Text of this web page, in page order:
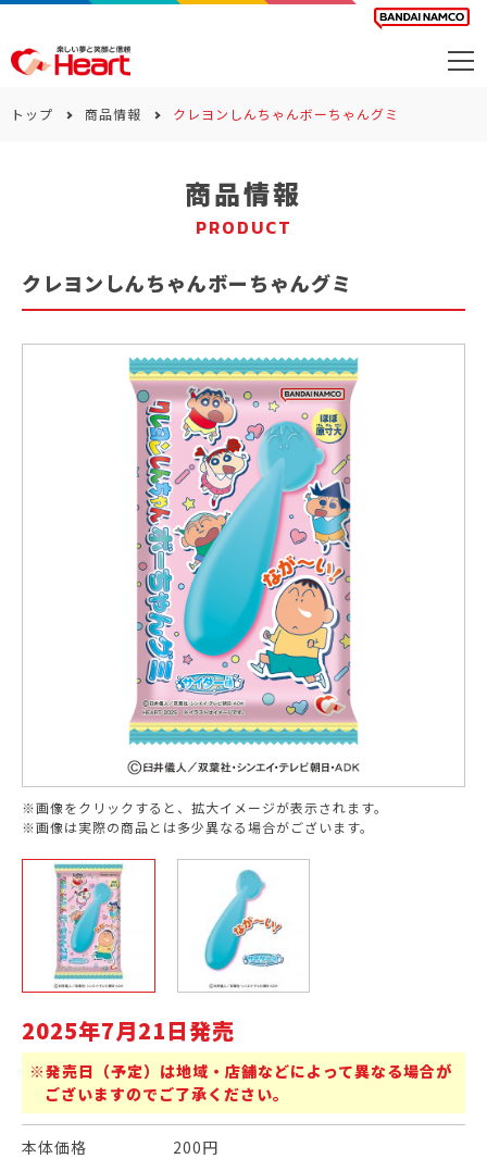
サステナビリティ
トップ 商品情報 クレヨンしんちゃんボーちゃんグミ
商品情報
PRODUCT
クレヨンしんちゃんボーちゃんグミ
※画像をクリックすると、拡大イメージが表示されます。
※画像は実際の商品とは多少異なる場合がございます。
2025年7月21日発売
※発売日（予定）は地域・店舗などによって異なる場合が
ございますのでご了承ください。
本体価格 200円